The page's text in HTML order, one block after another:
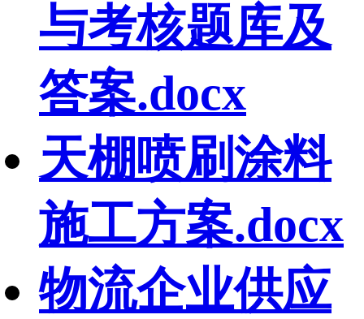
与考核题库及
答案.docx
天棚喷刷涂料
施工方案.docx
物流企业供应